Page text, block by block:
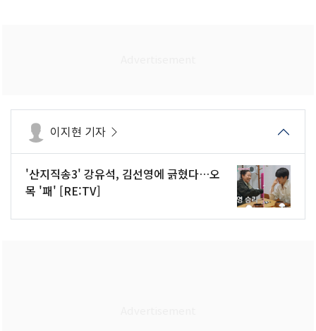
이지현 기자
'산지직송3' 강유석, 김선영에 긁혔다…오
목 '패' [RE:TV]